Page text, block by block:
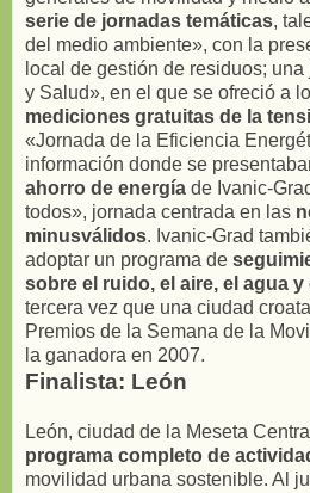
serie de jornadas temáticas,
del medio ambiente», con la
local de gestión de residuos;
y Salud», en el que se ofreció a
mediciones gratuitas de la
«Jornada de la Eficiencia
información donde se
ahorro de energía de Ivanic-
todos», jornada centrada en las
minusválidos. Ivanic-Grad
adoptar un programa de
sobre el ruido, el aire, el agua y
tercera vez que una ciudad
Premios de la Semana de la
la ganadora en 2007.
Finalista: León
León, ciudad de la Meseta
programa completo de
movilidad urbana sostenible. Al